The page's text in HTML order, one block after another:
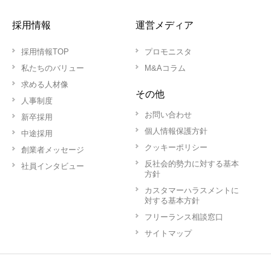
採用情報
採用情報TOP
私たちのバリュー
求める人材像
人事制度
新卒採用
中途採用
創業者メッセージ
社員インタビュー
運営メディア
プロモニスタ
M&Aコラム
その他
お問い合わせ
個人情報保護方針
クッキーポリシー
反社会的勢力に対する基本
方針
カスタマーハラスメントに
対する基本方針
フリーランス相談窓口
サイトマップ